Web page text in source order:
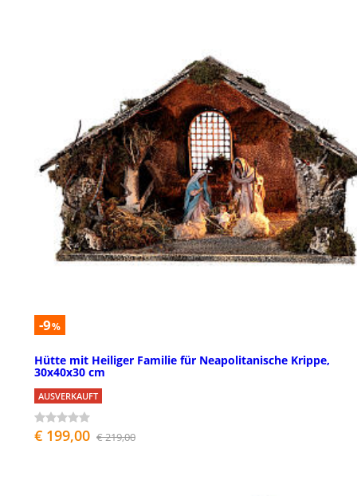
-9%
Hütte mit Heiliger Familie für Neapolitanische Krippe,
30x40x30 cm
AUSVERKAUFT
€ 199,00 € 219,00